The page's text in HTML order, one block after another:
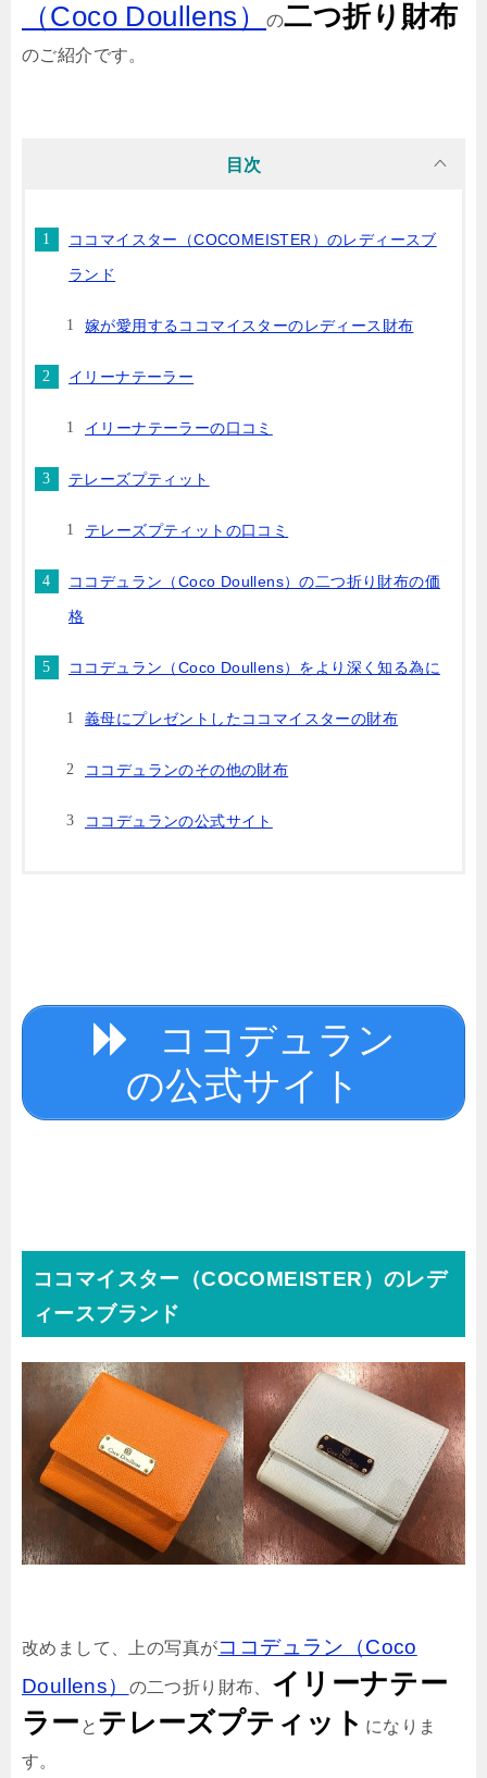
（Coco Doullens）
の二つ折り財布
のご紹介です。
目次
ココマイスター（COCOMEISTER）のレディースブ
ランド
嫁が愛用するココマイスターのレディース財布
イリーナテーラー
イリーナテーラーの口コミ
テレーズプティット
テレーズプティットの口コミ
ココデュラン（Coco Doullens）の二つ折り財布の価
格
ココデュラン（Coco Doullens）をより深く知る為に
義母にプレゼントしたココマイスターの財布
ココデュランのその他の財布
ココデュランの公式サイト
ココデュラン
の公式サイト
ココマイスター（COCOMEISTER）のレデ
ィースブランド
改めまして、上の写真がココデュラン（Coco
Doullens）
の二つ折り財布、 イリーナテー
ラー と テレーズプティット になりま
す。